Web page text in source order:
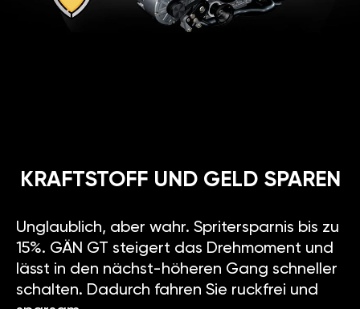
KRAFTSTOFF UND GELD SPAREN
Unglaublich, aber wahr. Spritersparnis bis zu
15%. GÄN GT steigert das Drehmoment und
lässt in den nächst-höheren Gang schneller
schalten. Dadurch fahren Sie ruckfrei und